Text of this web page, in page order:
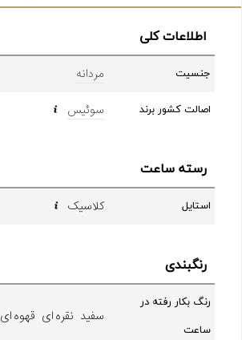
اطلاعات کلی
جنسیت مردانه
اصالت کشور برند سوئیس
رسته ساعت
استایل کلاسیک
رنگبندی
رنگ بکار رفته در
ساعت
سفید نقره ای قهوه ای